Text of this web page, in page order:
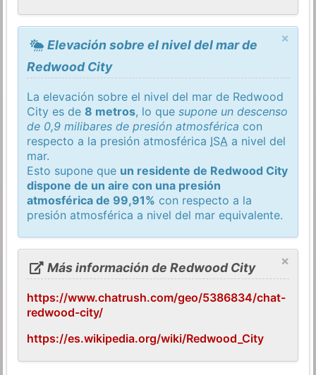
×
Elevación sobre el nivel del mar de
Redwood City
La elevación sobre el nivel del mar de Redwood
City es de8 metros, lo quesupone un descenso
de 0,9 milibares de presión atmosférica con
respecto a la presión atmosférica ISA a nivel del
mar.
Esto supone que un residente de Redwood City
dispone de un aire con una presión
atmosférica de 99,91% con respecto a la
presión atmosférica a nivel del mar equivalente.
×
Más información de Redwood City
https://www.chatrush.com/geo/5386834/chat-
redwood-city/
https://es.wikipedia.org/wiki/Redwood_City